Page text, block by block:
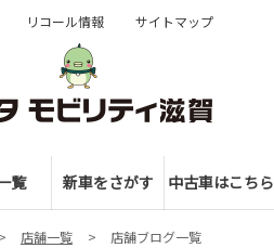
覧 新車をさがす 中古車はこちら
リコール情報 サイトマップ
店舗一覧 店舗ブログ一覧